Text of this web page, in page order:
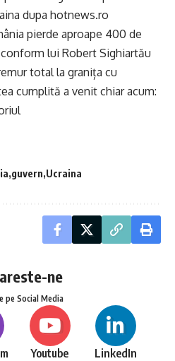
dupa hotnews.ro
pierde aproape 400 de
lui Robert Sighiartău
total la granița cu
cumplită a venit chiar acum:
guvern Ucraina
ne
pe Social Media
Youtube LinkedIn